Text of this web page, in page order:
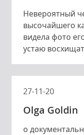
Невероятный
высочайшего
видела фото
устаю
27-11-20
Olga Goldin
о